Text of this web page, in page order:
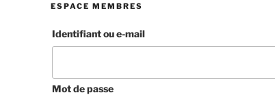
ESPACE MEMBRES
Identifiant ou e-mail
Mot de passe